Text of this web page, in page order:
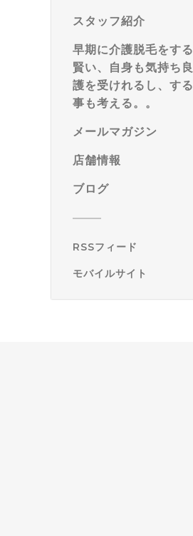
スタッフ紹介
早期に介護脱毛をす
賢い、自身も気持ち
護を受けれるし、す
事も考える。。
メールマガジン
店舗情報
ブログ
RSSフィード
モバイルサイト